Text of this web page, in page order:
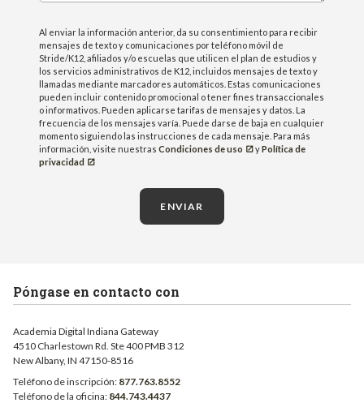
Al enviar la información anterior, da su consentimiento para recibir
mensajes de texto y comunicaciones por teléfono móvil de
Stride/K12, afiliados y/o escuelas que utilicen el plan de estudios y
los servicios administrativos de K12, incluidos mensajes de texto y
llamadas mediante marcadores automáticos. Estas comunicaciones
pueden incluir contenido promocional o tener fines transaccionales
o informativos. Pueden aplicarse tarifas de mensajes y datos. La
frecuencia de los mensajes varía. Puede darse de baja en cualquier
momento siguiendo las instrucciones de cada mensaje. Para más
información, visite nuestras Condiciones de uso yPolítica de
privacidad
ENVIAR
Póngase en contacto con
Academia Digital Indiana Gateway
4510 Charlestown Rd. Ste 400 PMB 312
New Albany, IN 47150-8516
Teléfono de inscripción: 877.763.8552
Teléfono de la oficina: 844.743.4437